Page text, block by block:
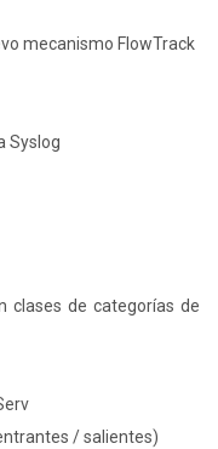
mecanismo FlowTrack
Syslog
clases de categorías de
/ salientes)